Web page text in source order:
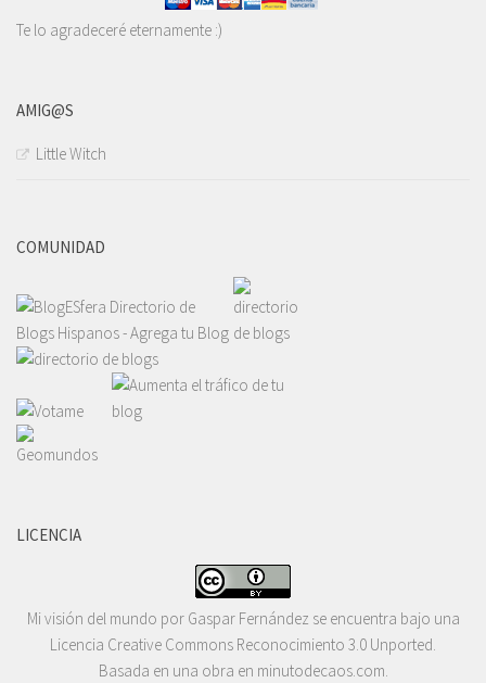
Te lo agradeceré eternamente :)
AMIG@S
Little Witch
COMUNIDAD
LICENCIA
Mi visión del mundo por Gaspar Fernández se encuentra bajo una
Licencia Creative Commons Reconocimiento 3.0 Unported.
Basada en una obra en minutodecaos.com.